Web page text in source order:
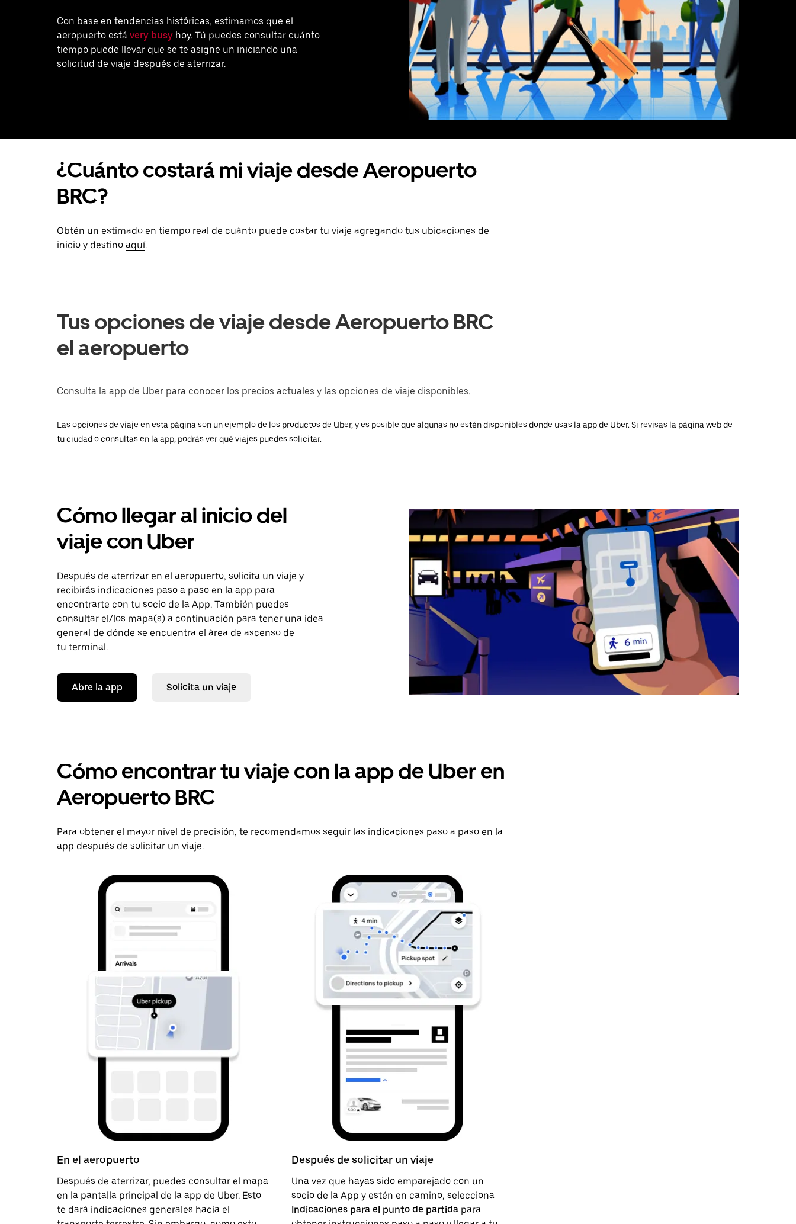
Con base en tendencias históricas, estimamos que el
aeropuerto está very busy hoy. Tú puedes consultar cuánto
tiempo puede llevar que se te asigne un iniciando una
solicitud de viaje después de aterrizar.
¿Cuánto costará mi viaje desde Aeropuerto
BRC?
Obtén un estimado en tiempo real de cuánto puede costar tu viaje agregando tus ubicaciones de
inicio y destino aquí.
Tus opciones de viaje desde Aeropuerto BRC
el aeropuerto
Consulta la app de Uber para conocer los precios actuales y las opciones de viaje disponibles.
Las opciones de viaje en esta página son un ejemplo de los productos de Uber, y es posible que algunas no estén disponibles donde usas la app de Uber. Si revisas la página web de
tu ciudad o consultas en la app, podrás ver qué viajes puedes solicitar.
Cómo llegar al inicio del
viaje con Uber
Después de aterrizar en el aeropuerto, solicita un viaje y
recibirás indicaciones paso a paso en la app para
encontrarte con tu socio de la App. También puedes
consultar el/los mapa(s) a continuación para tener una idea
general de dónde se encuentra el área de ascenso de
tu terminal.
Abre la app Solicita un viaje
Cómo encontrar tu viaje con la app de Uber en
Aeropuerto BRC
Para obtener el mayor nivel de precisión, te recomendamos seguir las indicaciones paso a paso en la
app después de solicitar un viaje.
En el aeropuerto
Después de aterrizar, puedes consultar el mapa
en la pantalla principal de la app de Uber. Esto
te dará indicaciones generales hacia el
Después de solicitar un viaje
Una vez que hayas sido emparejado con un
socio de la App y estén en camino, selecciona
Indicaciones para el punto de partida para